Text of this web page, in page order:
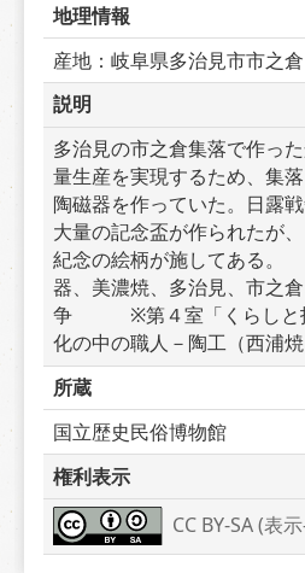
地理情報
産地：岐阜県多治見市市之倉
説明
多治見の市之倉集落で作っ
量生産を実現するため、集
陶磁器を作っていた。日露戦
大量の記念盃が作られたが
紀念の絵柄が施してある。
器、美濃焼、多治見、市之
争　　　※第４室「くらし
化の中の職人－陶工（西浦
所蔵
国立歴史民俗博物館
権利表示
CC BY-SA (表